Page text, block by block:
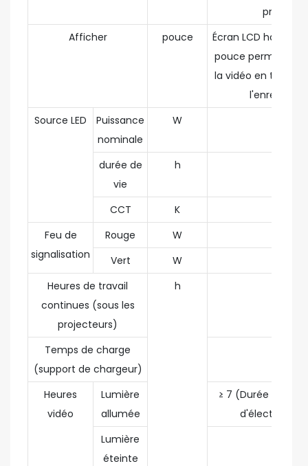
Afficher
pouce
Écran LCD haute
pouce permettant
la vidéo en temps
Source LED
Puissance
nominale
W
durée de
vie
h
CCT K
Feu de
signalisation
Rouge W
Vert
W
Heures de travail
continues (sous les
projecteurs)
h
Temps de charge
(support de chargeur)
Heures
vidéo
Lumière
allumée
≥ 7 (Durée de
d'électricité
Lumière
éteinte